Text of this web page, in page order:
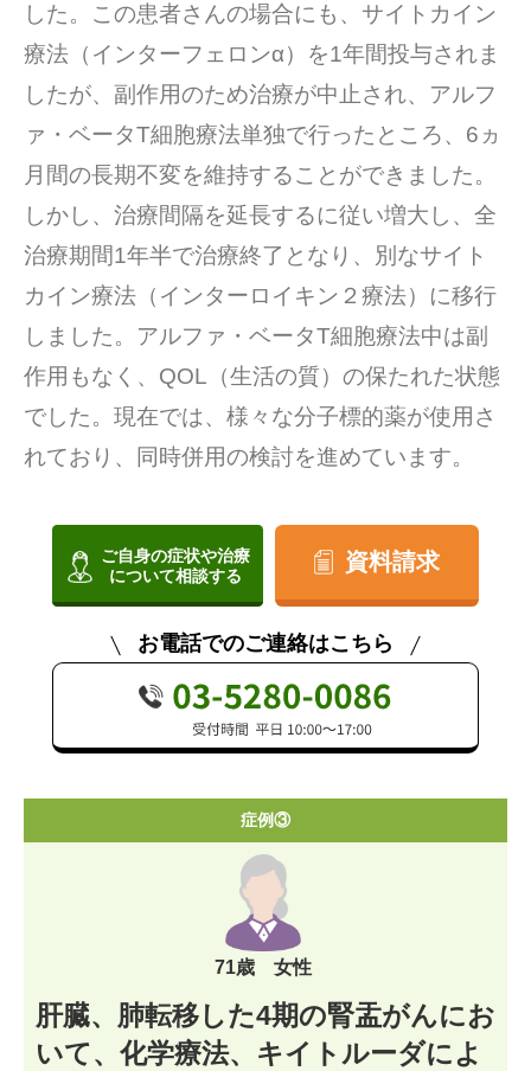
した。この患者さんの場合にも、サイトカイン
療法（インターフェロンα）を1年間投与されま
したが、副作用のため治療が中止され、アルフ
ァ・ベータT細胞療法単独で行ったところ、6ヵ
月間の長期不変を維持することができました。
しかし、治療間隔を延長するに従い増大し、全
治療期間1年半で治療終了となり、別なサイト
カイン療法（インターロイキン２療法）に移行
しました。アルファ・ベータT細胞療法中は副
作用もなく、QOL（生活の質）の保たれた状態
でした。現在では、様々な分子標的薬が使用さ
れており、同時併用の検討を進めています。
ご自身の症状や治療
について相談する
資料請求
お電話でのご連絡はこちら
症例③
71歳 女性
肝臓、肺転移した4期の腎盂がんにお
いて、化学療法、キイトルーダによ